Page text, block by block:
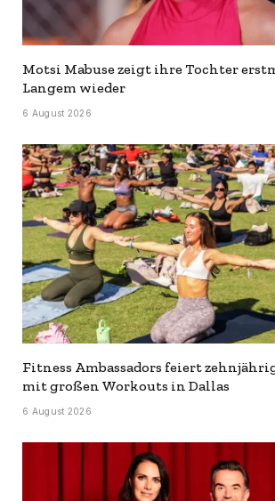
Motsi Mabuse zeigt ihre Tochter
Langem wieder
6 August 2026
Fitness Ambassadors feiert
mit großen Workouts in Dallas
6 August 2026